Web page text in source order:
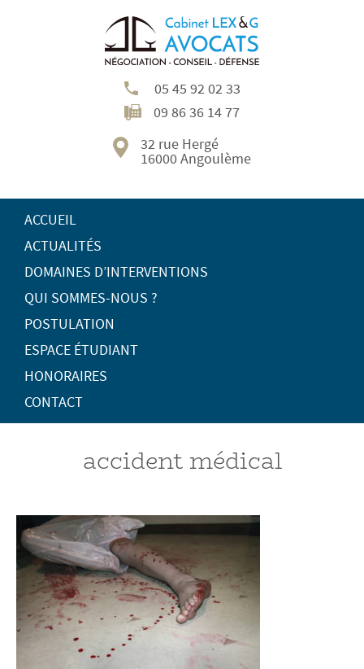
05 45 92 02 33
09 86 36 14 77
32 rue Hergé
16000 Angoulème
ACCUEIL
ACTUALITÉS
DOMAINES D’INTERVENTIONS
QUI SOMMES-NOUS ?
POSTULATION
ESPACE ÉTUDIANT
HONORAIRES
CONTACT
accident médical